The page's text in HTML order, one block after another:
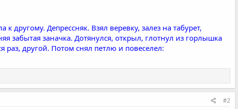
Депрессняк. Взял веревку, залез на табурет,
забытая заначка. Дотянулся, открыл, глотнул из горлышка
раз, другой. Потом снял петлю и повеселел:
#2